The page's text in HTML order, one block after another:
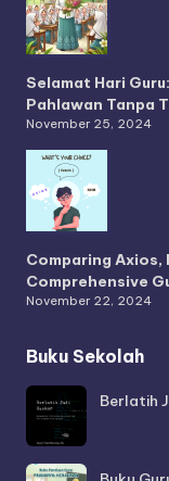
Selamat Hari
Pahlawan Tanpa
November 25, 2024
Comparing Axios,
Comprehensive
November 22, 2024
Buku Sekolah
Berlatih